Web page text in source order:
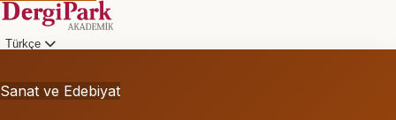
Türkçe
Sanat ve Edebiyat